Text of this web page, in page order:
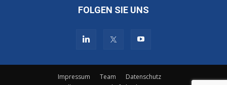
FOLGEN SIE UNS
Impressum Team
Datenschutz